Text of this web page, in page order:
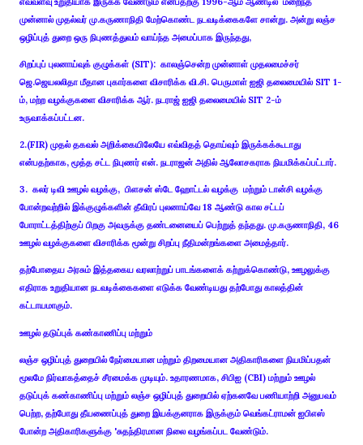
முன்னால் முதல்வர் மு.கருணாநிதி மேற்கொண்ட நடவடிக்கைகளே சான்று. அன்று லஞ்ச
ஒழிப்புத் துறை ஒரு நிபுணத்துவம் வாய்ந்த அமைப்பாக இருந்தது,
சிறப்புப் புலனாய்வுக் குழுக்கள் (SIT): காலஞ்சென்ற முன்னாள் முதலமைச்சர்
ஜெ.ஜெயலலிதா மீதான புகார்களை விசாரிக்க வி.சி. பெருமாள் ஐஜி தலைமையில் SIT 1-
ம், மற்ற வழக்குகளை விசாரிக்க ஆர். நடராஜ் ஐஜி தலைமையில் SIT 2-ம்
உருவாக்கப்பட்டன.
2.(FIR) முதல் தகவல் அறிக்கையிலேயே எவ்விதத் தொய்வும் இருக்கக்கூடாது
என்பதற்காக, மூத்த சட்ட நிபுணர் என். நடராஜன் அதில் ஆலோசகராக நியமிக்கப்பட்டார்.
3. கலர் டிவி ஊழல் வழக்கு, பிளசன் ஸ்டே ஹோட்டல் வழக்கு மற்றும் டான்சி வழக்கு
போன்றவற்றில் இக்குழுக்களின் தீவிரப் புலனாய்வே 18 ஆண்டு கால சட்டப்
போராட்டத்திற்குப் பிறகு அவருக்கு தண்டனையைப் பெற்றுத் தந்தது. மு.கருணாநிதி, 46
ஊழல் வழக்குகளை விசாரிக்க மூன்று சிறப்பு நீதிமன்றங்களை அமைத்தார்.
தற்போதைய அரசும் இத்தகைய வரலாற்றுப் பாடங்களைக் கற்றுக்கொண்டு, ஊழலுக்கு
எதிராக உறுதியான நடவடிக்கைகளை எடுக்க வேண்டியது தற்போது காலத்தின்
கட்டாயமாகும்.
ஊழல் தடுப்புக் கண்காணிப்பு மற்றும்
லஞ்ச ஒழிப்புத் துறையில் நேர்மையான மற்றும் திறமையான அதிகாரிகளை நியமிப்பதன்
மூலமே நிர்வாகத்தைச் சீரமைக்க முடியும். உதாரணமாக, சிபிஐ (CBI) மற்றும் ஊழல்
தடுப்புக் கண்காணிப்பு மற்றும் லஞ்ச ஒழிப்புத் துறையில் ஏற்கனவே பணியாற்றி அனுபவம்
பெற்ற, தற்போது தீயணைப்புத் துறை இயக்குனராக இருக்கும் வெங்கட்ராமன் ஐபிஎஸ்
போன்ற அதிகாரிகளுக்கு 'சுதந்திரமான நிலை வழங்கப்பட வேண்டும்.